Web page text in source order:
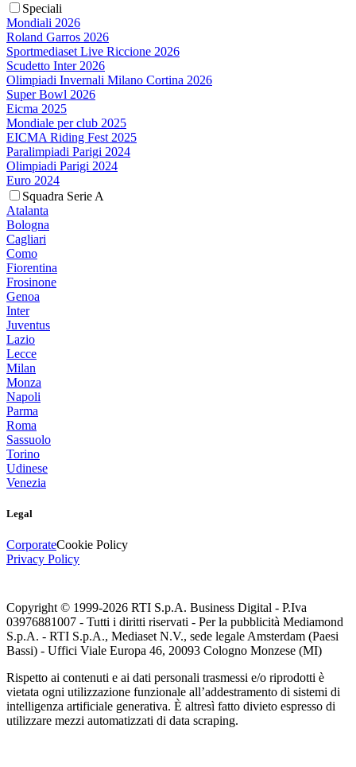
Speciali
Mondiali 2026
Roland Garros 2026
Sportmediaset Live Riccione 2026
Scudetto Inter 2026
Olimpiadi Invernali Milano Cortina 2026
Super Bowl 2026
Eicma 2025
Mondiale per club 2025
EICMA Riding Fest 2025
Paralimpiadi Parigi 2024
Olimpiadi Parigi 2024
Euro 2024
Squadra Serie A
Atalanta
Bologna
Cagliari
Como
Fiorentina
Frosinone
Genoa
Inter
Juventus
Lazio
Lecce
Milan
Monza
Napoli
Parma
Roma
Sassuolo
Torino
Udinese
Venezia
Legal
CorporateCookie Policy
Privacy Policy
Copyright © 1999-2026 RTI S.p.A. Business Digital - P.Iva
03976881007 - Tutti i diritti riservati - Per la pubblicità Mediamond
S.p.A. - RTI S.p.A., Mediaset N.V., sede legale Amsterdam (Paesi
Bassi) - Uffici Viale Europa 46, 20093 Cologno Monzese (MI)
Rispetto ai contenuti e ai dati personali trasmessi e/o riprodotti è
vietata ogni utilizzazione funzionale all’addestramento di sistemi di
intelligenza artificiale generativa. È altresì fatto divieto espresso di
utilizzare mezzi automatizzati di data scraping.